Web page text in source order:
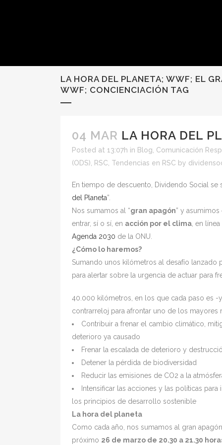
LA HORA DEL PLANETA; WWF; EL
WWF; CONCIENCIACIÓN TAG
04 MAR LA HORA DEL
Posted at 13:07h in Blog Comunicación
(ODS)
RSC Tendencias en RSC by
En tiempo de descuento, Dividendo Social
del Planeta”.
Nos sumamos al “gran apagón” y
entrar, sí o sí, en acción por el clima , en
Agenda 2030 de la ONU.
¿Cómo lo haremos?
Sumando unos kilómetros al desafío lanzado
para alertar sobre la urgencia de actuar para
40.000 kilómetros, en los que cada paso es -
contrarreloj para afrontar uno de los
Contribuir a frenar el cambio climático,
deterioro ya causado
Frenar la escalada de deterioro y
Detener la pérdida de biodiversidad
Reducir las emisiones de CO2 a la
Intensificar las acciones y las políticas
los principios de desarrollo sostenible
La hora del planeta
Como cada año, nos sumamos al gran
próximo 26 de marzo de 20.30 a 21.30